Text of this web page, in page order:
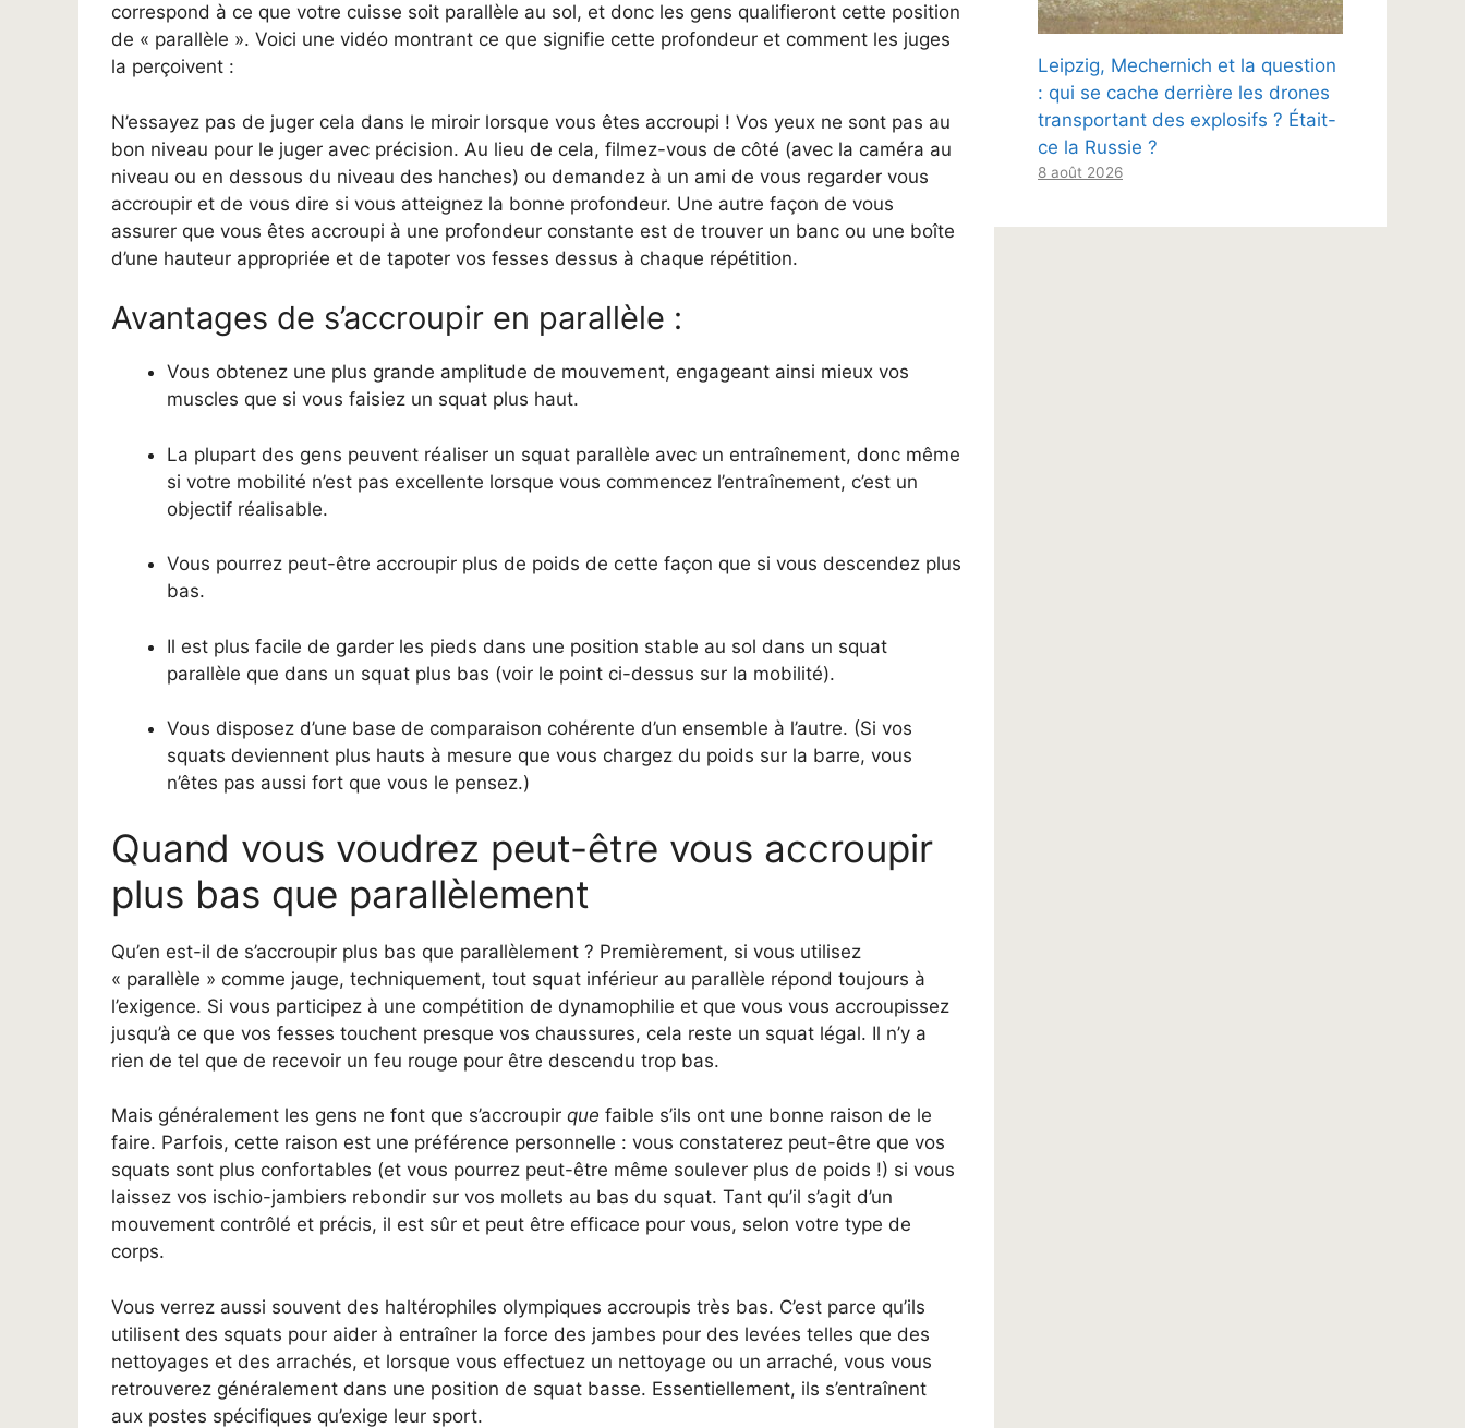
correspond à ce que votre cuisse soit parallèle au sol, et donc les gens qualifieront cette position
de « parallèle ». Voici une vidéo montrant ce que signifie cette profondeur et comment les juges
la perçoivent :
N’essayez pas de juger cela dans le miroir lorsque vous êtes accroupi ! Vos yeux ne sont pas au
bon niveau pour le juger avec précision. Au lieu de cela, filmez-vous de côté (avec la caméra au
niveau ou en dessous du niveau des hanches) ou demandez à un ami de vous regarder vous
accroupir et de vous dire si vous atteignez la bonne profondeur. Une autre façon de vous
assurer que vous êtes accroupi à une profondeur constante est de trouver un banc ou une boîte
d’une hauteur appropriée et de tapoter vos fesses dessus à chaque répétition.
Avantages de s’accroupir en parallèle :
Vous obtenez une plus grande amplitude de mouvement, engageant ainsi mieux vos
muscles que si vous faisiez un squat plus haut.
La plupart des gens peuvent réaliser un squat parallèle avec un entraînement, donc même
si votre mobilité n’est pas excellente lorsque vous commencez l’entraînement, c’est un
objectif réalisable.
Vous pourrez peut-être accroupir plus de poids de cette façon que si vous descendez plus
bas.
Il est plus facile de garder les pieds dans une position stable au sol dans un squat
parallèle que dans un squat plus bas (voir le point ci-dessus sur la mobilité).
Vous disposez d’une base de comparaison cohérente d’un ensemble à l’autre. (Si vos
squats deviennent plus hauts à mesure que vous chargez du poids sur la barre, vous
n’êtes pas aussi fort que vous le pensez.)
Quand vous voudrez peut-être vous accroupir
plus bas que parallèlement
Qu’en est-il de s’accroupir plus bas que parallèlement ? Premièrement, si vous utilisez
« parallèle » comme jauge, techniquement, tout squat inférieur au parallèle répond toujours à
l’exigence. Si vous participez à une compétition de dynamophilie et que vous vous accroupissez
jusqu’à ce que vos fesses touchent presque vos chaussures, cela reste un squat légal. Il n’y a
rien de tel que de recevoir un feu rouge pour être descendu trop bas.
Mais généralement les gens ne font que s’accroupir que faible s’ils ont une bonne raison de le
faire. Parfois, cette raison est une préférence personnelle : vous constaterez peut-être que vos
squats sont plus confortables (et vous pourrez peut-être même soulever plus de poids !) si vous
laissez vos ischio-jambiers rebondir sur vos mollets au bas du squat. Tant qu’il s’agit d’un
mouvement contrôlé et précis, il est sûr et peut être efficace pour vous, selon votre type de
corps.
Vous verrez aussi souvent des haltérophiles olympiques accroupis très bas. C’est parce qu’ils
utilisent des squats pour aider à entraîner la force des jambes pour des levées telles que des
nettoyages et des arrachés, et lorsque vous effectuez un nettoyage ou un arraché, vous vous
retrouverez généralement dans une position de squat basse. Essentiellement, ils s’entraînent
aux postes spécifiques qu’exige leur sport.
Leipzig, Mechernich et la question
: qui se cache derrière les drones
transportant des explosifs ? Était-
ce la Russie ?
8 août 2026